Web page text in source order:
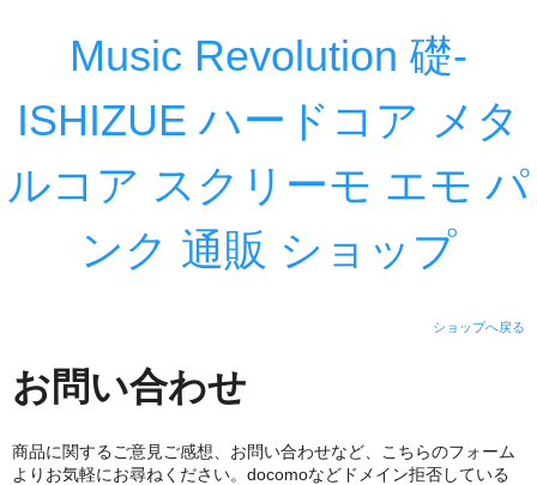
Music Revolution 礎-
ISHIZUE ハードコア メタ
ルコア スクリーモ エモ パ
ンク 通販 ショップ
ショップへ戻る
お問い合わせ
商品に関するご意見ご感想、お問い合わせなど、こちらのフォーム
よりお気軽にお尋ねください。docomoなどドメイン拒否している